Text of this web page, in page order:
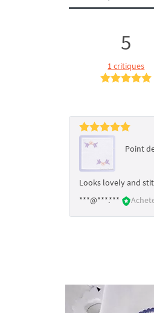
5
1 critiques
Point
Looks lovely and
***@***.***